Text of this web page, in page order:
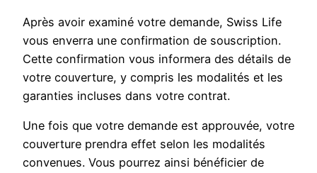
Après avoir examiné votre demande, Swiss Life
vous enverra une confirmation de souscription.
Cette confirmation vous informera des détails de
votre couverture, y compris les modalités et les
garanties incluses dans votre contrat.
Une fois que votre demande est approuvée, votre
couverture prendra effet selon les modalités
convenues. Vous pourrez ainsi bénéficier de